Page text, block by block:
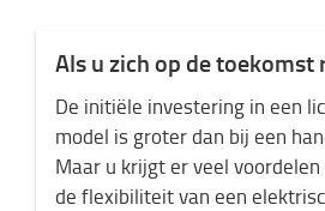
Als u zich op de toekomst
De initiële investering in een
model is groter dan bij een
Maar u krijgt er veel
de flexibiliteit van een